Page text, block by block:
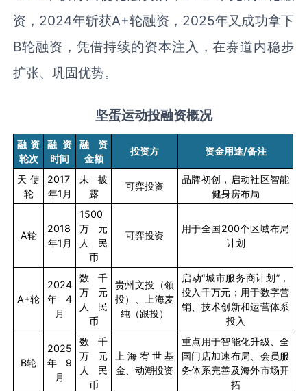
资， 2024年斩获A+轮融资， 2025年又成功拿下
B轮融资，凭借持续的资本注入，在赛道内稳步
扩张、巩固优势。
坚蛋运动投融资概况
融资
轮次
融资
时间
融资
金额
投资方 资金用途/备注
天使
轮
2017
年1 月
未披
露
可弈投资
品牌初创，启动社区智能
健身房布局
A轮
2018
年1 月
1500
万元
人民
币
可弈投资
用于全国200个区域布局
计划
A+轮
2024
年4
月
数千
万元
人民
币
贵州文投（领
投）、上海麦
纯（跟投）
启动“城市服务商计划”，
投入千万元；用于数字营
销、技术创新和运营体系
投入
B轮
2025
年 9
月
数千
万元
人民
币
上海宥世基
金、动潮投资
重点用于智能化升级、全
国门店加速布局、会员服
务体系完善及海外市场开
拓